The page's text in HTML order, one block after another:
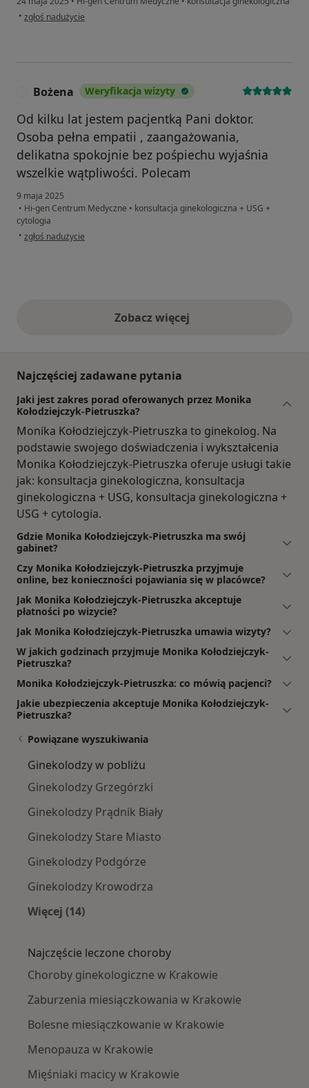
• w opinii użytkownika Anna
zgłoś nadużycie
Bożena Weryfikacja wizyty
Od kilku lat jestem pacjentką Pani doktor.
Osoba pełna empatii , zaangażowania,
delikatna spokojnie bez pośpiechu wyjaśnia
wszelkie wątpliwości. Polecam
9 maja 2025
• Hi-gen Centrum Medyczne • konsultacja ginekologiczna + USG +
cytologia
• w opinii użytkownika Bożena
zgłoś nadużycie
Zobacz więcejopinie powyżej
Najczęściej zadawane pytania
Jaki jest zakres porad oferowanych przez Monika
Kołodziejczyk-Pietruszka?
Monika Kołodziejczyk-Pietruszka to ginekolog. Na
podstawie swojego doświadczenia i wykształcenia
Monika Kołodziejczyk-Pietruszka oferuje usługi takie
jak: konsultacja ginekologiczna, konsultacja
ginekologiczna + USG, konsultacja ginekologiczna +
USG + cytologia.
Gdzie Monika Kołodziejczyk-Pietruszka ma swój
gabinet?
Czy Monika Kołodziejczyk-Pietruszka przyjmuje
online, bez konieczności pojawiania się w placówce?
Jak Monika Kołodziejczyk-Pietruszka akceptuje
płatności po wizycie?
Jak Monika Kołodziejczyk-Pietruszka umawia wizyty?
W jakich godzinach przyjmuje Monika Kołodziejczyk-
Pietruszka?
Monika Kołodziejczyk-Pietruszka: co mówią pacjenci?
Jakie ubezpieczenia akceptuje Monika Kołodziejczyk-
Pietruszka?
Powiązane wyszukiwania
Ginekolodzy w pobliżu
Ginekolodzy Grzegórzki
Ginekolodzy Prądnik Biały
Ginekolodzy Stare Miasto
Ginekolodzy Podgórze
Ginekolodzy Krowodrza
Więcej (14)
Najczęście leczone choroby
Choroby ginekologiczne w Krakowie
Zaburzenia miesiączkowania w Krakowie
Bolesne miesiączkowanie w Krakowie
Menopauza w Krakowie
Mięśniaki macicy w Krakowie